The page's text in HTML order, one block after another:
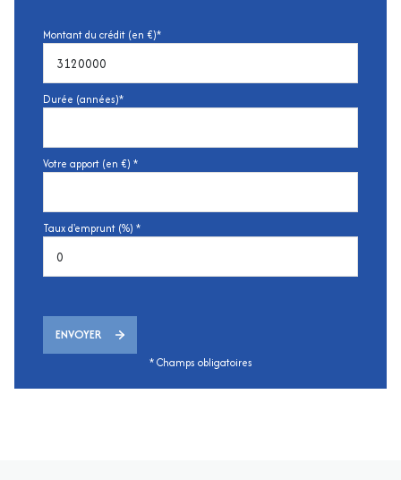
Montant du crédit (en €)*
Durée (années)*
Votre apport (en €) *
Taux d'emprunt (%) *
ENVOYER
* Champs obligatoires